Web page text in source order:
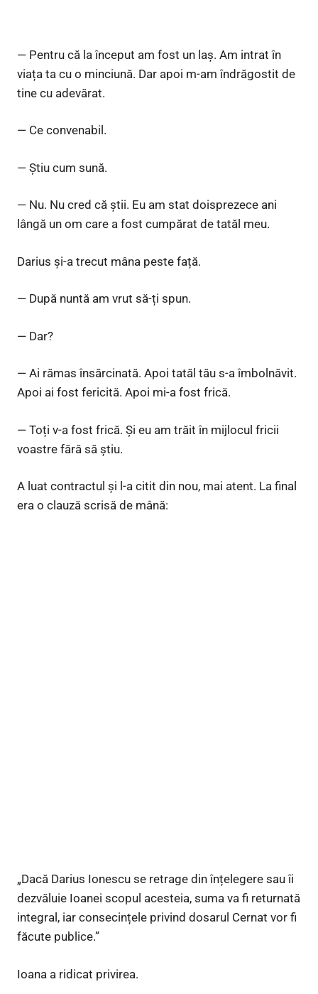
— Pentru că la început am fost un laș. Am intrat în
viața ta cu o minciună. Dar apoi m-am îndrăgostit de
tine cu adevărat.
— Ce convenabil.
— Știu cum sună.
— Nu. Nu cred că știi. Eu am stat doisprezece ani
lângă un om care a fost cumpărat de tatăl meu.
Darius și-a trecut mâna peste față.
— După nuntă am vrut să-ți spun.
— Dar?
— Ai rămas însărcinată. Apoi tatăl tău s-a îmbolnăvit.
Apoi ai fost fericită. Apoi mi-a fost frică.
— Toți v-a fost frică. Și eu am trăit în mijlocul fricii
voastre fără să știu.
A luat contractul și l-a citit din nou, mai atent. La final
era o clauză scrisă de mână:
„Dacă Darius Ionescu se retrage din înțelegere sau îi
dezvăluie Ioanei scopul acesteia, suma va fi returnată
integral, iar consecințele privind dosarul Cernat vor fi
făcute publice.”
Ioana a ridicat privirea.